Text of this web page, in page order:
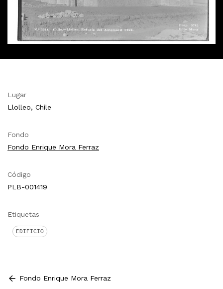
Lugar
Llolleo, Chile
Fondo
Fondo Enrique Mora Ferraz
Código
PLB-001419
Etiquetas
EDIFICIO
Fondo Enrique Mora Ferraz